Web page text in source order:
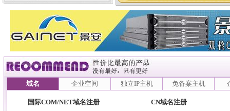
域名 企业空间 独立IP主机 免备案主机
国际COM/NET域名注册 CN域名注册